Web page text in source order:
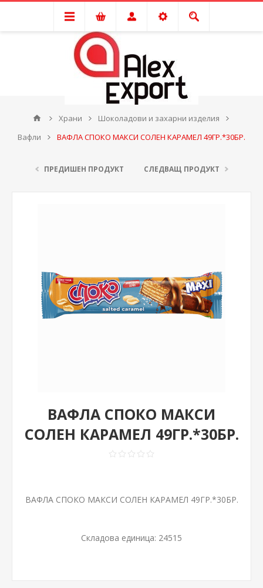
Храни
Шоколадови и захарни изделия
Вафли
ВАФЛА СПОКО МАКСИ СОЛЕН КАРАМЕЛ 49ГР.*30БР.
ПРЕДИШЕН ПРОДУКТ СЛЕДВАЩ ПРОДУКТ
ВАФЛА СПОКО МАКСИ
СОЛЕН КАРАМЕЛ 49ГР.*30БР.
ВАФЛА СПОКО МАКСИ СОЛЕН КАРАМЕЛ 49ГР.*30БР.
Складова единица: 24515